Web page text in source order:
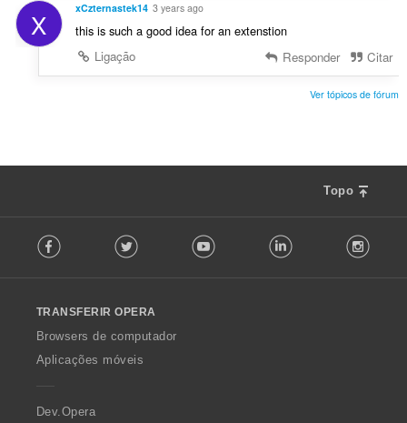
X xCzternastek14 3 years ago
this is such a good idea for an extenstion
Ligação
Responder Citar
Ver tópicos de fórum
Topo
o
w
O
p
a
Facebook Twitter Youtube LinkedIn
TRANSFERIR OPERA
Browsers de computador
Aplicações móveis
Dev.Opera